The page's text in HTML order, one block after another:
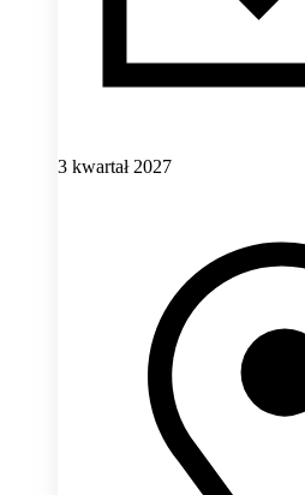
3 kwartał 2027